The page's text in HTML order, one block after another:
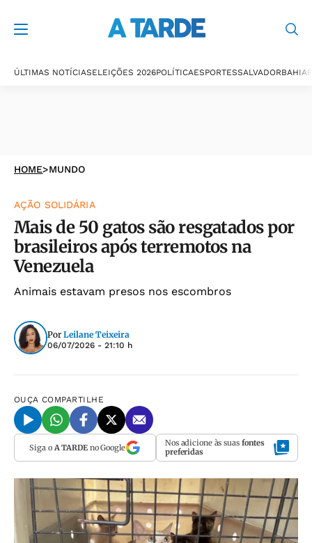
ÚLTIMAS NOTÍCIASELEIÇÕES 2026POLÍTICAESPORTESSALVADORBAHIA
HOME>MUNDO
AÇÃO SOLIDÁRIA
Mais de 50 gatos são resgatados por
brasileiros após terremotos na
Venezuela
Animais estavam presos nos escombros
Por Leilane Teixeira
06/07/2026 - 21:10 h
OUÇA COMPARTILHE
Siga o A TARDEno Google Nos adicione às suas fontes
preferidas